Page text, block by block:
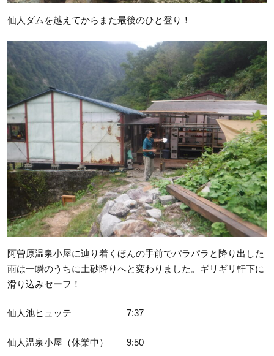
仙人ダムを越えてからまた最後のひと登り！
阿曽原温泉小屋に辿り着くほんの手前でパラパラと降り出した
雨は一瞬のうちに土砂降りへと変わりました。ギリギリ軒下に
滑り込みセーフ！
仙人池ヒュッテ 7:37
仙人温泉小屋（休業中） 9:50